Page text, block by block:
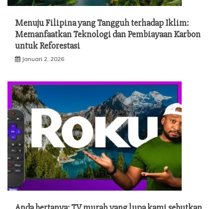
Menuju Filipina yang Tangguh terhadap Iklim:
Memanfaatkan Teknologi dan Pembiayaan Karbon
untuk Reforestasi
Januari 2, 2026